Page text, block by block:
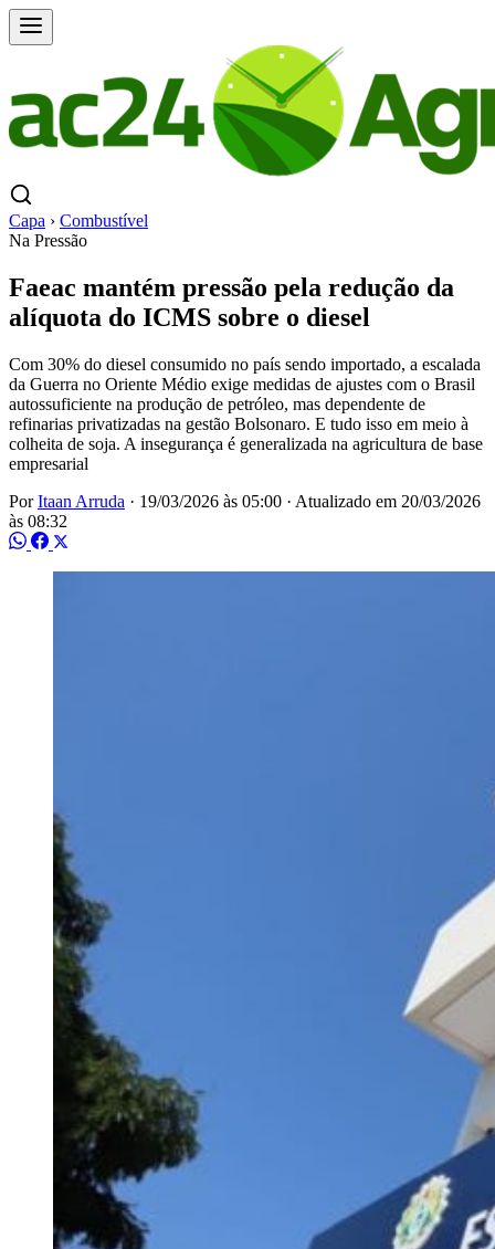
Capa › Combustível
Na Pressão
Faeac mantém pressão pela redução da
alíquota do ICMS sobre o diesel
Com 30% do diesel consumido no país sendo importado, a escalada
da Guerra no Oriente Médio exige medidas de ajustes com o Brasil
autossuficiente na produção de petróleo, mas dependente de
refinarias privatizadas na gestão Bolsonaro. E tudo isso em meio à
colheita de soja. A insegurança é generalizada na agricultura de base
empresarial
PorItaan Arruda · 19/03/2026 às 05:00 · Atualizado em 20/03/2026
às 08:32